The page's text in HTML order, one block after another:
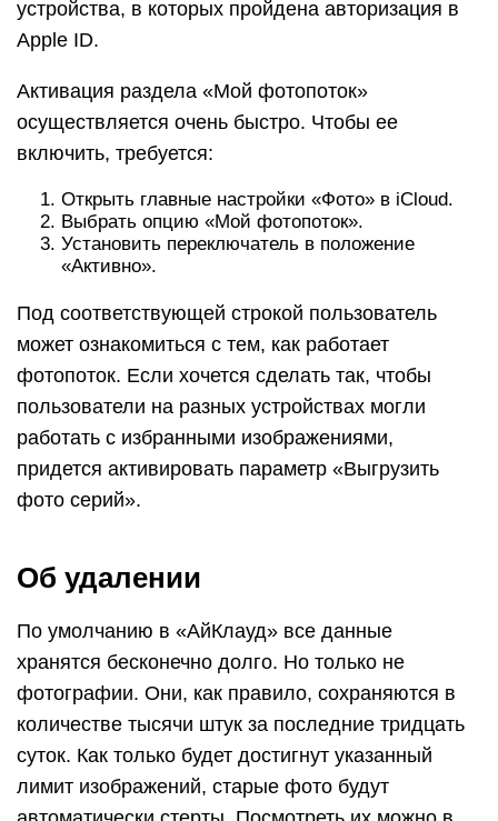
устройства, в которых пройдена авторизация в
Apple ID.
Активация раздела «Мой фотопоток»
осуществляется очень быстро. Чтобы ее
включить, требуется:
Открыть главные настройки «Фото» в iCloud.
Выбрать опцию «Мой фотопоток».
Установить переключатель в положение
«Активно».
Под соответствующей строкой пользователь
может ознакомиться с тем, как работает
фотопоток. Если хочется сделать так, чтобы
пользователи на разных устройствах могли
работать с избранными изображениями,
придется активировать параметр «Выгрузить
фото серий».
Об удалении
По умолчанию в «АйКлауд» все данные
хранятся бесконечно долго. Но только не
фотографии. Они, как правило, сохраняются в
количестве тысячи штук за последние тридцать
суток. Как только будет достигнут указанный
лимит изображений, старые фото будут